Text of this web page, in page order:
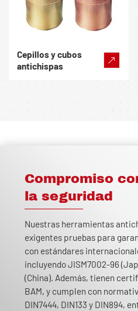
Cepillos y cubos
antichispas
Compromiso
la seguridad
Nuestras herramientas
exigentes pruebas para
con estándares
incluyendo JISM7002-96
(China). Además, tienen
BAM, y cumplen con
DIN7444, DIN133 y DIN894,